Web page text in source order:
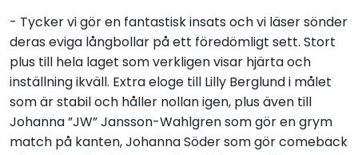
- Tycker vi gör en fantastisk insats och vi läser sönder
deras eviga långbollar på ett föredömligt sett. Stort
plus till hela laget som verkligen visar hjärta och
inställning ikväll. Extra eloge till Lilly Berglund i målet
som är stabil och håller nollan igen, plus även till
Johanna ”JW” Jansson-Wahlgren som gör en grym
match på kanten, Johanna Söder som gör comeback